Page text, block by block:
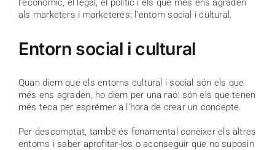
l’econòmic, el legal, el polític i els que més ens agraden
als marketers i marketeres: l’entorn social i cultural.
Entorn social i cultural
Quan diem que els entorns cultural i social són els que
més ens agraden, ho diem per una raó: són els que tenen
més teca per esprémer a l’hora de crear un concepte.
Per descomptat, també és fonamental conèixer els altres
entorns i saber aprofitar-los o aconseguir que no suposin